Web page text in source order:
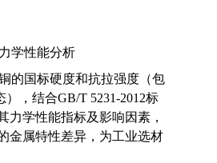
学性能分析
的国标硬度和抗拉强度（包
），结合GB/T 5231-2012标
力学性能指标及影响因素，
金属特性差异，为工业选材